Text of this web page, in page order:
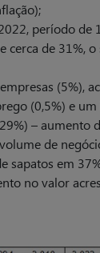
período de
cerca de 31%,
(5%),
(0,5%) e
– aumento
de
sapatos em
no valor